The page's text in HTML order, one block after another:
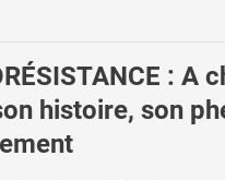
: A
histoire, son